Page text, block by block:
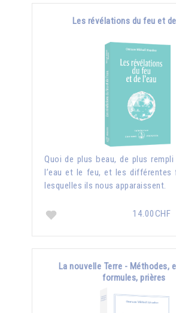
Les révélations du feu et
Quoi de plus beau, de plus
l’eau et le feu, et les différentes
lesquelles ils nous apparaissent.
14.00CHF
La nouvelle Terre - Méthodes,
formules, prières